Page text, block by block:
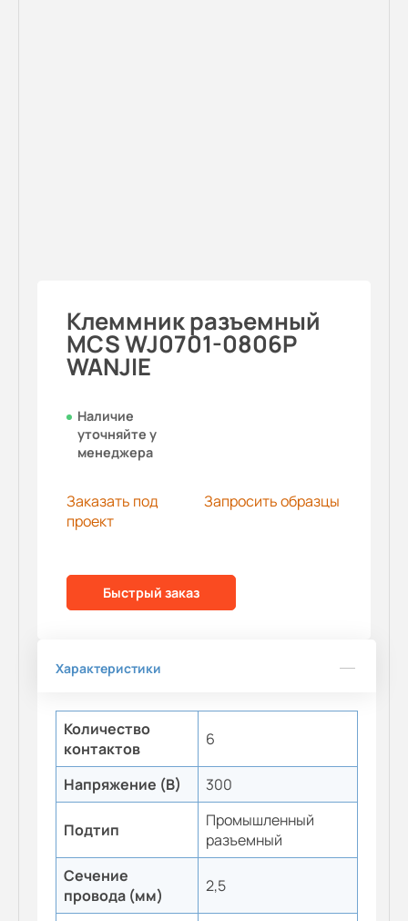
Клеммник разъемный
MCS WJ0701-0806P
WANJIE
Наличие
уточняйте у
менеджера
Заказать под
проект
Запросить образцы
Быстрый заказ
Характеристики
Количество
контактов
6
Напряжение (В) 300
Подтип
Промышленный
разъемный
Сечение
провода (мм)
2,5